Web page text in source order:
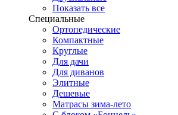
Показать все
Специальные
Ортопедические
Компактные
Круглые
Для дачи
Для диванов
Элитные
Дешевые
Матрасы зима-лето